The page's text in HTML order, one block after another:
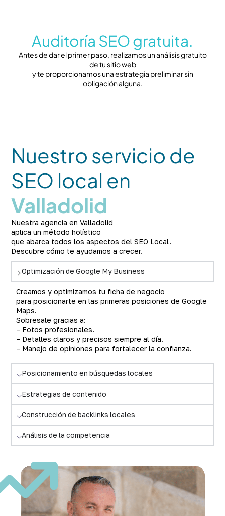
Auditoría SEO gratuita.
Antes de dar el primer paso, realizamos un análisis gratuito
de tu sitio web
y te proporcionamos una estrategia preliminar sin
obligación alguna.
Nuestro servicio de
SEO local en
Valladolid
Nuestra agencia en Valladolid
aplica un método holístico
que abarca todos los aspectos del SEO Local.
Descubre cómo te ayudamos a crecer.
Optimización de Google My Business
Creamos y optimizamos tu ficha de negocio
para posicionarte en las primeras posiciones de Google
Maps.
Sobresale gracias a:
– Fotos profesionales.
– Detalles claros y precisos siempre al día.
– Manejo de opiniones para fortalecer la confianza.
Posicionamiento en búsquedas locales
Estrategias de contenido
Construcción de backlinks locales
Análisis de la competencia